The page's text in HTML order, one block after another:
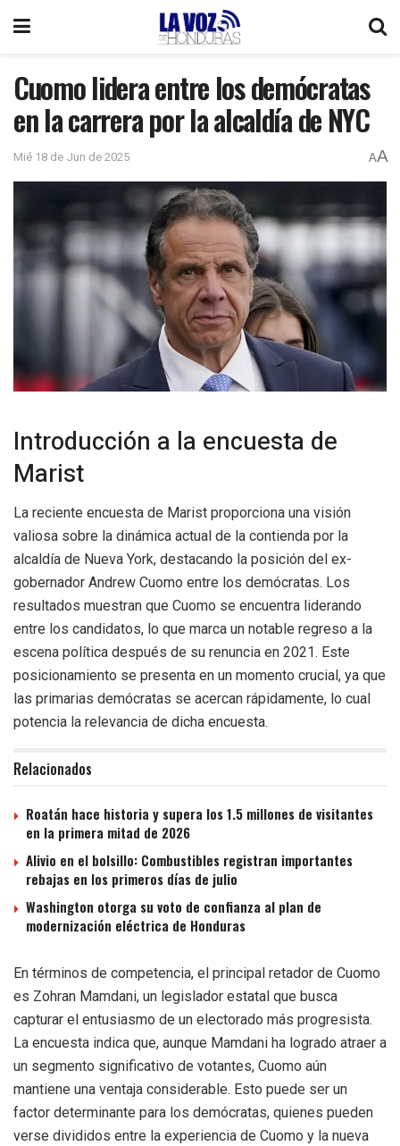
Cuomo lidera entre los demócratas
en la carrera por la alcaldía de NYC
Mié 18 de Jun de 2025 AA
Introducción a la encuesta de
Marist
La reciente encuesta de Marist proporciona una visión
valiosa sobre la dinámica actual de la contienda por la
alcaldía de Nueva York, destacando la posición del ex-
gobernador Andrew Cuomo entre los demócratas. Los
resultados muestran que Cuomo se encuentra liderando
entre los candidatos, lo que marca un notable regreso a la
escena política después de su renuncia en 2021. Este
posicionamiento se presenta en un momento crucial, ya que
las primarias demócratas se acercan rápidamente, lo cual
potencia la relevancia de dicha encuesta.
Relacionados
Roatán hace historia y supera los 1.5 millones de visitantes
en la primera mitad de 2026
Alivio en el bolsillo: Combustibles registran importantes
rebajas en los primeros días de julio
Washington otorga su voto de confianza al plan de
modernización eléctrica de Honduras
En términos de competencia, el principal retador de Cuomo
es Zohran Mamdani, un legislador estatal que busca
capturar el entusiasmo de un electorado más progresista.
La encuesta indica que, aunque Mamdani ha logrado atraer a
un segmento significativo de votantes, Cuomo aún
mantiene una ventaja considerable. Esto puede ser un
factor determinante para los demócratas, quienes pueden
verse divididos entre la experiencia de Cuomo y la nueva